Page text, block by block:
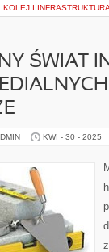
KOLEJ I
ŚWIAT
KWI - 30 - 2025